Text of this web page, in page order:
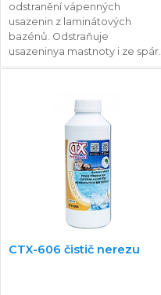
odstranění vápenných
usazenin z laminátových
bazénů. Odstraňuje
usazeninya mastnoty i ze spár.
CTX-606 čistič nerezu